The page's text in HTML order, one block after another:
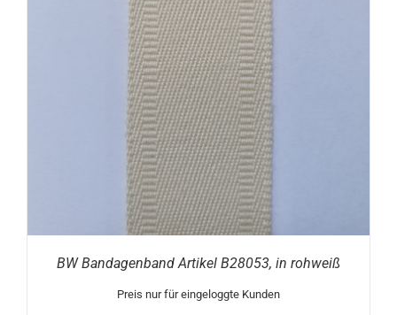
BW Bandagenband Artikel B28053, in rohweiß
Preis nur für eingeloggte Kunden